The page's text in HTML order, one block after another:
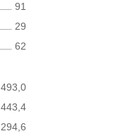
91
29
62
493,0
443,4
294,6